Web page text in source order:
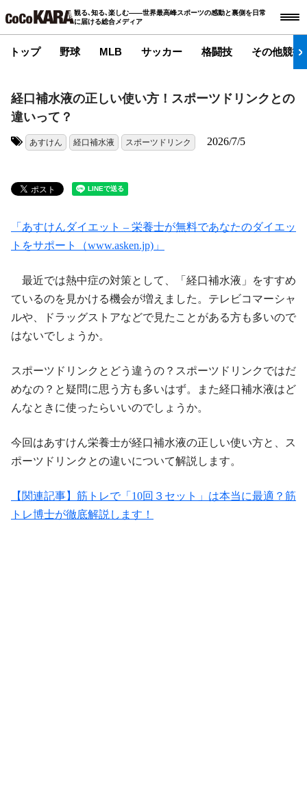
観る､知る､楽しむ――世界最高峰スポーツの感動と裏側を日常
に届ける総合メディア
トップ 野球 MLB サッカー 格闘技 その他競技
経口補水液の正しい使い方！スポーツドリンクとの
違いって？
あすけん 経口補水液 スポーツドリンク 2026/7/5
「あすけんダイエット – 栄養士が無料であなたのダイエッ
トをサポート（www.asken.jp)」
最近では熱中症の対策として、「経口補水液」をすすめ
ているのを見かける機会が増えました。テレビコマーシャ
ルや、ドラッグストアなどで見たことがある方も多いので
はないでしょうか。
スポーツドリンクとどう違うの？スポーツドリンクではだ
めなの？と疑問に思う方も多いはず。また経口補水液はど
んなときに使ったらいいのでしょうか。
今回はあすけん栄養士が経口補水液の正しい使い方と、ス
ポーツドリンクとの違いについて解説します。
【関連記事】筋トレで「10回３セット」は本当に最適？筋
トレ博士が徹底解説します！